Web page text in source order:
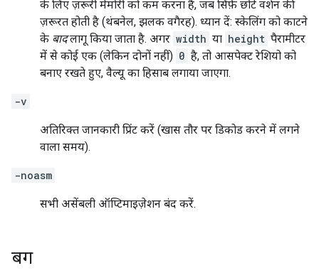
के लिए ज़रूरी मेमोरी को कम करना है, जब सिर्फ़ छोटे वर्शन की
ज़रूरत होती है (थंबनेल, झलक वगैरह). ध्यान दें: स्केलिंग को काटने
के बादलागू किया जाता है. अगर width या height पैरामीटर
में से कोई एक (लेकिन दोनों नहीं) 0 है, तो आसपेक्ट रेशियो को
बनाए रखते हुए, वैल्यू का हिसाब लगाया जाएगा.
-v
अतिरिक्त जानकारी प्रिंट करें (खास तौर पर डिकोड करने में लगने
वाला समय).
-noasm
सभी असेंबली ऑप्टिमाइज़ेशन बंद करें.
बग